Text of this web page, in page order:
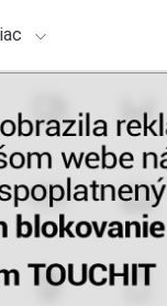
2026 • 1m
Reiter